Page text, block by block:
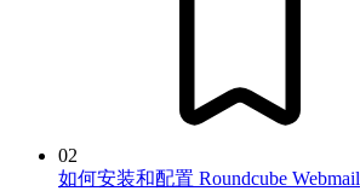
02
如何安装和配置 Roundcube Webmail